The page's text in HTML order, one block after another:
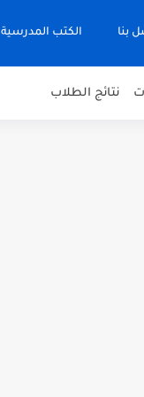
بنا الكتب المدرسية
نتائج الطلاب